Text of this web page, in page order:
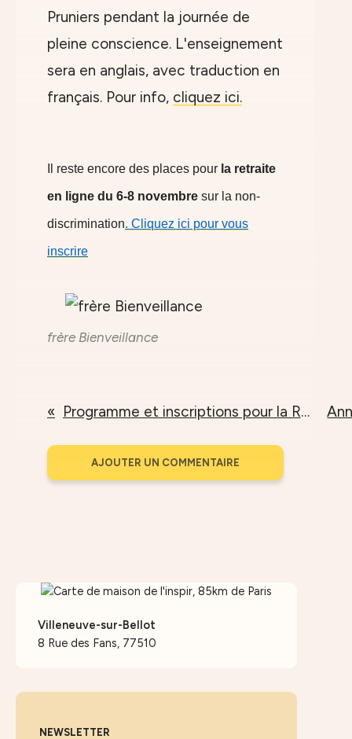
Pruniers pendant la journée de
pleine conscience. L'enseignement
sera en anglais, avec traduction en
français. Pour info, cliquez ici.
Il reste encore des places pour la retraite
en ligne du 6-8 novembre sur la non-
discrimination. Cliquez ici pour vous
inscrire
frère Bienveillance
Programme et inscriptions pour la Retraite
AJOUTER UN COMMENTAIRE
Villeneuve-sur-Bellot
8 Rue des Fans, 77510
NEWSLETTER